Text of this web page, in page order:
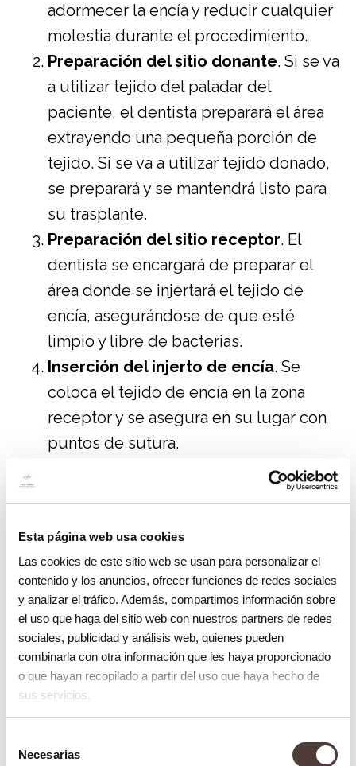
Esta página web usa cookies
Las cookies de este sitio web se usan para personalizar el
contenido y los anuncios, ofrecer funciones de redes sociales
y analizar el tráfico. Además, compartimos información sobre
el uso que haga del sitio web con nuestros partners de redes
sociales, publicidad y análisis web, quienes pueden
combinarla con otra información que les haya proporcionado
o que hayan recopilado a partir del uso que haya hecho de
sus servicios.
Necesarias
adormecer la encía y reducir cualquier
molestia durante el procedimiento.
Preparación del sitio donante. Si se va
a utilizar tejido del paladar del
paciente, el dentista preparará el área
extrayendo una pequeña porción de
tejido. Si se va a utilizar tejido donado,
se preparará y se mantendrá listo para
su trasplante.
Preparación del sitio receptor. El
dentista se encargará de preparar el
área donde se injertará el tejido de
encía, asegurándose de que esté
limpio y libre de bacterias.
Inserción del injerto de encía. Se
coloca el tejido de encía en la zona
receptor y se asegura en su lugar con
puntos de sutura.
. El paciente
evolución del injerto y asegurarse de
que se esté curando adecuadamente.
Consejos para la recuperación en el
injerto de encía
Después de un injerto de encía, es
importante seguir las siguientes
recomendaciones para que la recuperación